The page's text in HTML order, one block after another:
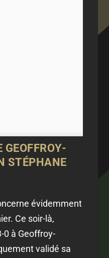
GEOFFROY-
STÉPHANE
évidemment
Ce soir-là,
0 à Geoffroy-
validé sa